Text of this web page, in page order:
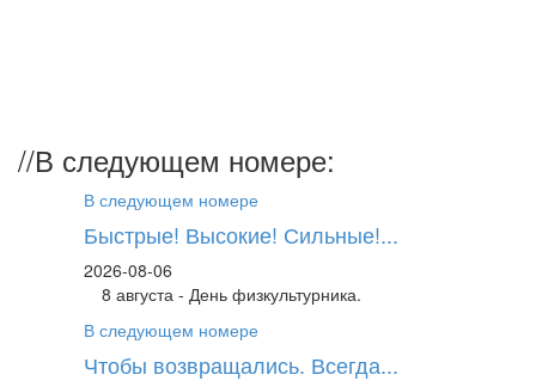
//В следующем номере:
В следующем номере
Быстрые! Высокие! Сильные!...
2026-08-06
8 августа - День физкультурника.
В следующем номере
Чтобы возвращались. Всегда...